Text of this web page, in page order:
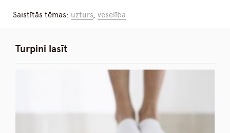
Saistītās tēmas: uzturs,veselība
Turpini lasīt